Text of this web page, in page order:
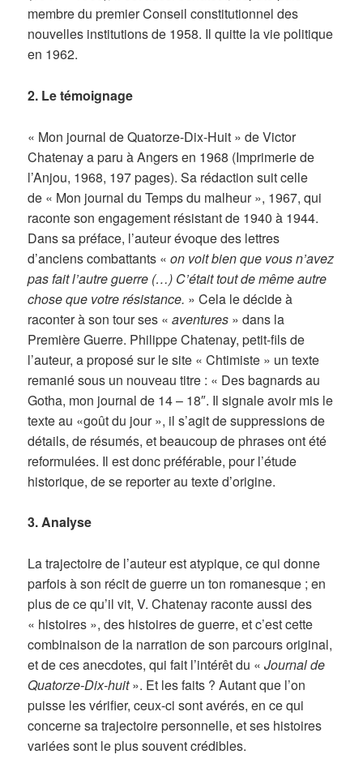
membre du premier Conseil constitutionnel des
nouvelles institutions de 1958. Il quitte la vie politique
en 1962.
2. Le témoignage
« Mon journal de Quatorze-Dix-Huit » de Victor
Chatenay a paru à Angers en 1968 (Imprimerie de
l’Anjou, 1968, 197 pages). Sa rédaction suit celle
de « Mon journal du Temps du malheur », 1967, qui
raconte son engagement résistant de 1940 à 1944.
Dans sa préface, l’auteur évoque des lettres
d’anciens combattants «on voit bien que vous n’avez
pas fait l’autre guerre (…) C’était tout de même autre
chose que votre résistance. » Cela le décide à
raconter à son tour ses «aventures » dans la
Première Guerre. Philippe Chatenay, petit-fils de
l’auteur, a proposé sur le site « Chtimiste » un texte
remanié sous un nouveau titre : « Des bagnards au
Gotha, mon journal de 14 – 18″. Il signale avoir mis le
texte au «goût du jour », il s’agit de suppressions de
détails, de résumés, et beaucoup de phrases ont été
reformulées. Il est donc préférable, pour l’étude
historique, de se reporter au texte d’origine.
3. Analyse
La trajectoire de l’auteur est atypique, ce qui donne
parfois à son récit de guerre un ton romanesque ; en
plus de ce qu’il vit, V. Chatenay raconte aussi des
« histoires », des histoires de guerre, et c’est cette
combinaison de la narration de son parcours original,
et de ces anecdotes, qui fait l’intérêt du «Journal de
Quatorze-Dix-huit». Et les faits ? Autant que l’on
puisse les vérifier, ceux-ci sont avérés, en ce qui
concerne sa trajectoire personnelle, et ses histoires
variées sont le plus souvent crédibles.